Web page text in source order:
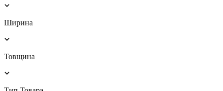
Ширина
Товщина